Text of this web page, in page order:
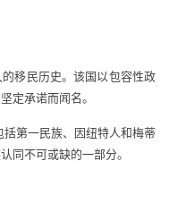
移民历史。该国以包容性政
定承诺而闻名。
第一民族、因纽特人和梅蒂
同不可或缺的一部分。